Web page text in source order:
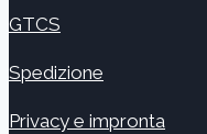
GTCS
Spedizione
Privacy e impronta